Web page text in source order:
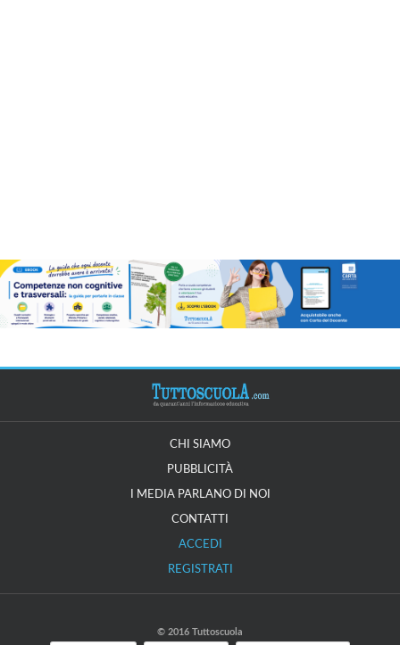
CHI SIAMO
PUBBLICITÀ
I MEDIA PARLANO DI NOI
CONTATTI
ACCEDI
REGISTRATI
© 2016 Tuttoscuola